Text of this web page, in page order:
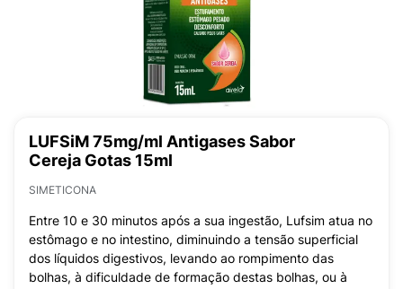
LUFSiM 75mg/ml Antigases Sabor
Cereja Gotas 15ml
SIMETICONA
Entre 10 e 30 minutos após a sua ingestão, Lufsim atua no
estômago e no intestino, diminuindo a tensão superficial
dos líquidos digestivos, levando ao rompimento das
bolhas, à dificuldade de formação destas bolhas, ou à